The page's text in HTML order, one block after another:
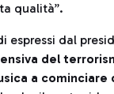
qualità”.
dal
del
a cominciare